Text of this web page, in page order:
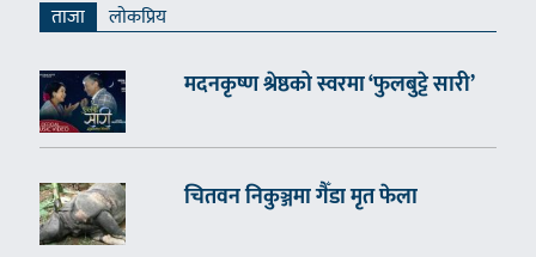
ताजा लाेकप्रिय
मदनकृष्ण श्रेष्ठको स्वरमा ‘फुलबुट्टे सारी’
चितवन निकुञ्जमा गैँडा मृत फेला